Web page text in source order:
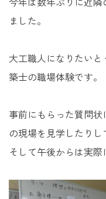
Tel.
ました。
大工職人になりたい
築士の職場体験です。
事前にもらった質問
の現場を見学したりし
そして午後からは実際